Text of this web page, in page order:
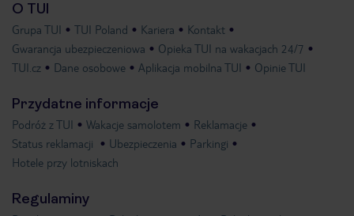
O TUI
Grupa TUI TUI Poland Kariera
Kontakt
Gwarancja ubezpieczeniowa
Opieka TUI na wakacjach 24/7
TUI.cz
Dane osobowe Aplikacja mobilna TUI Opinie TUI
Przydatne informacje
Podróż z TUI Wakacje samolotem
Reklamacje
Status reklamacji
Ubezpieczenia
Parkingi
Hotele przy lotniskach
Regulaminy